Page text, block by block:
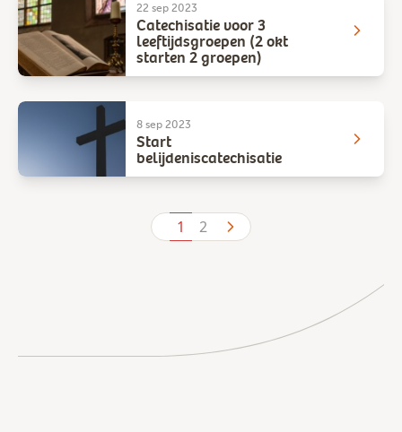
Catechisatie voor 3
leeftijdsgroepen (2 okt
starten 2 groepen)
22 sep 2023
Start
belijdeniscatechisatie
8 sep 2023
1 2